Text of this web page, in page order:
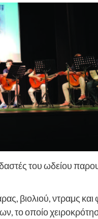
του ωδείου
βιολιού, ντραμς
οποίο